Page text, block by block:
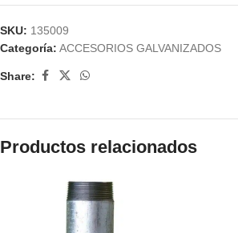
SKU: 135009
Categoría: ACCESORIOS GALVANIZADOS
Share:
Productos relacionados